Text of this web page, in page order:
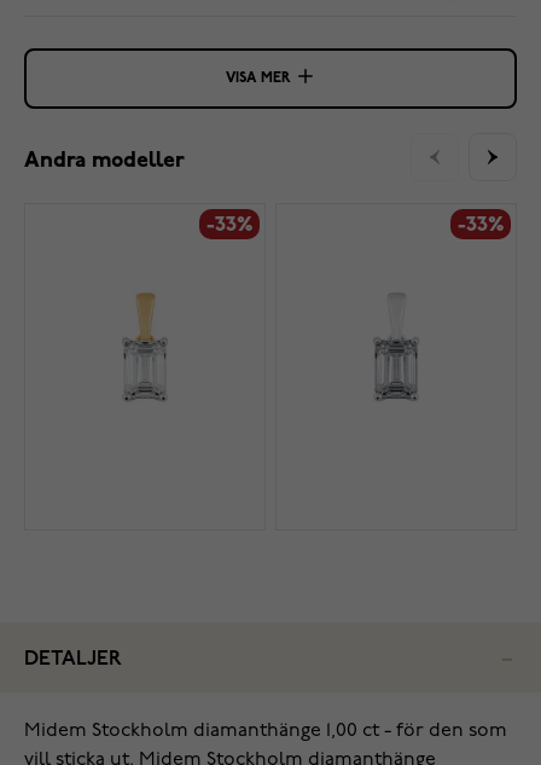
VISA MER
Andra modeller
-33% -33%
DETALJER
Midem Stockholm diamanthänge 1,00 ct - för den som
vill sticka ut. Midem Stockholm diamanthänge